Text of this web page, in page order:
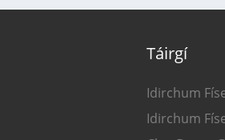
Táirgí
Idirchum
Idirchum